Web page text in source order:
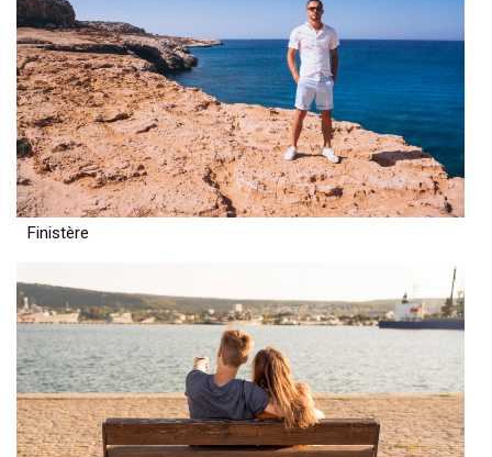
Finistère